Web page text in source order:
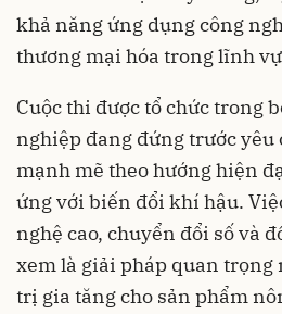
khả năng ứng dụng công
thương mại hóa trong lĩnh
Cuộc thi được tổ chức trong
nghiệp đang đứng trước yêu
mạnh mẽ theo hướng hiện
ứng với biến đổi khí hậu.
nghệ cao, chuyển đổi số và
xem là giải pháp quan trọng
trị gia tăng cho sản phẩm